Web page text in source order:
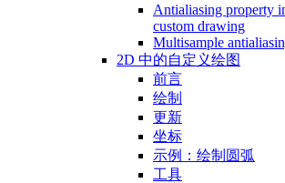
Antialiasing property
custom drawing
Multisample
2D 中的自定义绘图
前言
绘制
更新
坐标
示例：绘制圆弧
工具